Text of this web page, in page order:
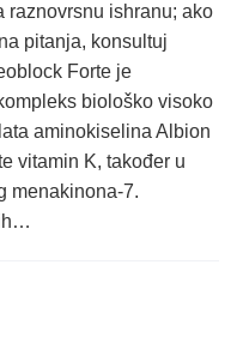
raznovrsnu ishranu; ako
pitanja, konsultuj
Forte je
biološko visoko
aminokiselina Albion
vitamin K, također u
menakinona-7.